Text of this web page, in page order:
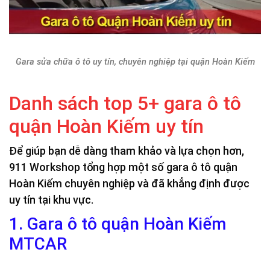
Gara sửa chữa ô tô uy tín, chuyên nghiệp tại quận Hoàn Kiếm
Danh sách top 5+ gara ô tô
quận Hoàn Kiếm uy tín
Để giúp bạn dễ dàng tham khảo và lựa chọn hơn,
911 Workshop tổng hợp một số gara ô tô quận
Hoàn Kiếm chuyên nghiệp và đã khẳng định được
uy tín tại khu vực.
1. Gara ô tô quận Hoàn Kiếm
MTCAR